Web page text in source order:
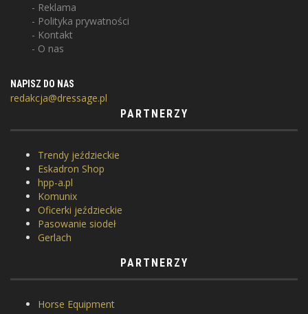
Reklama
Polityka prywatności
Kontakt
O nas
NAPISZ DO NAS
redakcja@dressage.pl
PARTNERZY
Trendy jeździeckie
Eskadron Shop
hpp-a.pl
Komunix
Oficerki jeździeckie
Pasowanie siodeł
Gerlach
PARTNERZY
Horse Equipment